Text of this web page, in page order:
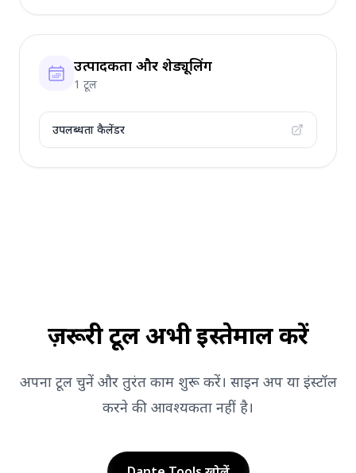
उत्पादकता और शेड्यूलिंग
1 टूल
उपलब्धता कैलेंडर
ज़रूरी टूल अभी इस्तेमाल करें
अपना टूल चुनें और तुरंत काम शुरू करें। साइन अप या इंस्टॉल
करने की आवश्यकता नहीं है।